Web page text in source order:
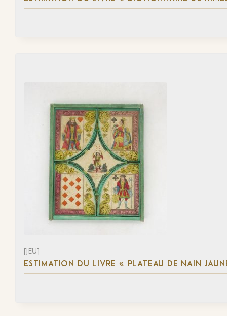
[JEU]
ESTIMATION DU LIVRE « PLATEAU DE NAIN